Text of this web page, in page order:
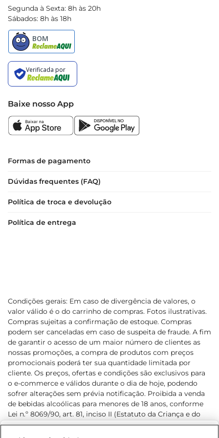
Segunda à Sexta: 8h às 20h
Sábados: 8h às 18h
Baixe nosso App
Formas de pagamento
Dúvidas frequentes (FAQ)
Política de troca e devolução
Política de entrega
Condições gerais: Em caso de divergência de valores, o
valor válido é o do carrinho de compras. Fotos ilustrativas.
Compras sujeitas a confirmação de estoque. Compras
podem ser canceladas em caso de suspeita de fraude. A fim
de garantir o acesso de um maior número de clientes as
nossas promoções, a compra de produtos com preços
promocionais poderá ter sua quantidade limitada por
cliente. Os preços, ofertas e condições são exclusivos para
o e-commerce e válidos durante o dia de hoje, podendo
sofrer alterações sem prévia notificação. Proibida a venda
de bebidas alcoólicas para menores de 18 anos, conforme
Lei n.º 8069/90, art. 81, inciso II (Estatuto da Criança e do
Adolescente). Preços e condições exclusivos para o